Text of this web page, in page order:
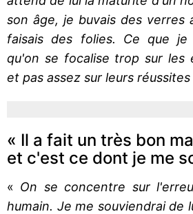
son âge, je buvais des verres
faisais des folies. Ce que
qu'on se focalise trop sur les
et pas assez sur leurs réussites
« Il a fait un très bon
et c'est ce dont je me
« On se concentre sur
humain. Je me souviendrai de